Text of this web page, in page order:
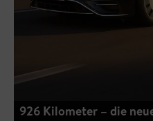
926 Kilometer – die